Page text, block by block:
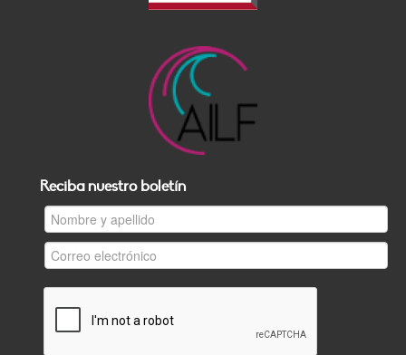
Reciba nuestro boletín